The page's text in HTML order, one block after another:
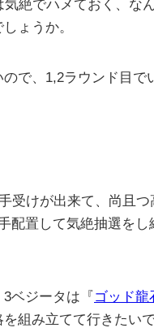
絶でハメておく、な
ょうか。
で、1,2ラウンド目で
受けが出来て、尚且つ
配置して気絶抽選をし
ベジータは『 ゴッド龍
組み立てて行きたいで